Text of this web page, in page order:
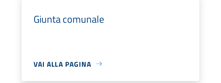
Giunta comunale
VAI ALLA PAGINA